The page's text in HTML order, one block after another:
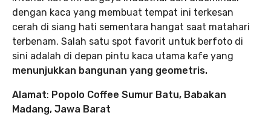
dengan kaca yang membuat tempat ini terkesan
cerah di siang hati sementara hangat saat matahari
terbenam. Salah satu spot favorit untuk berfoto di
sini adalah di depan pintu kaca utama kafe yang
menunjukkan bangunan yang geometris.
Alamat: Popolo Coffee Sumur Batu, Babakan
Madang, Jawa Barat